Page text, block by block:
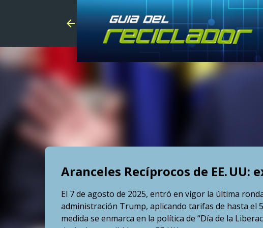
Aranceles Recíprocos de EE.
El 7 de agosto de 2025, entró en vigor la última
administración Trump, aplicando tarifas de hasta el
medida se enmarca en la política de “Día de la